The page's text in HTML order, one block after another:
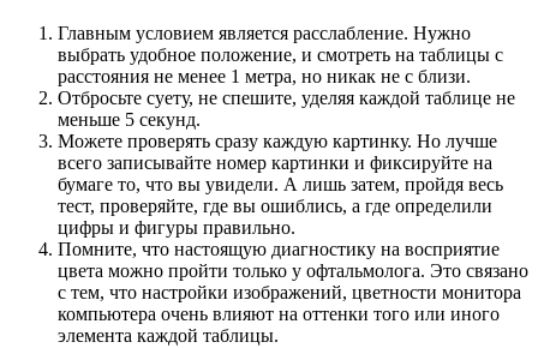
Главным условием является расслабление. Нужно
выбрать удобное положение, и смотреть на таблицы с
расстояния не менее 1 метра, но никак не с близи.
Отбросьте суету, не спешите, уделяя каждой таблице не
меньше 5 секунд.
Можете проверять сразу каждую картинку. Но лучше
всего записывайте номер картинки и фиксируйте на
бумаге то, что вы увидели. А лишь затем, пройдя весь
тест, проверяйте, где вы ошиблись, а где определили
цифры и фигуры правильно.
Помните, что настоящую диагностику на восприятие
цвета можно пройти только у офтальмолога. Это связано
с тем, что настройки изображений, цветности монитора
компьютера очень влияют на оттенки того или иного
элемента каждой таблицы.